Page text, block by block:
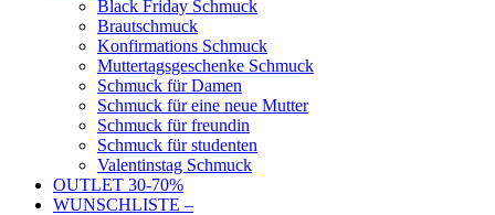
Black Friday Schmuck
Brautschmuck
Konfirmations Schmuck
Muttertagsgeschenke Schmuck
Schmuck für Damen
Schmuck für eine neue Mutter
Schmuck für freundin
Schmuck für studenten
Valentinstag Schmuck
OUTLET 30-70%
WUNSCHLISTE –